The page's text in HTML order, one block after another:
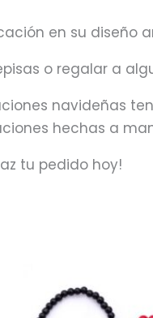
en su diseño
o regalar a
navideñas
hechas a
tu pedido hoy!